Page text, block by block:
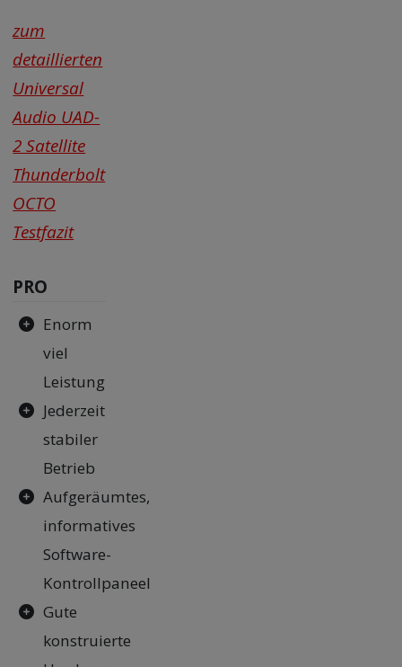
zum
detaillierten
Universal
Audio UAD-
2 Satellite
Thunderbolt
OCTO
Testfazit
PRO
Enorm
viel
Leistung
Jederzeit
stabiler
Betrieb
Aufgeräumtes,
informatives
Software-
Kontrollpaneel
Gute
konstruierte